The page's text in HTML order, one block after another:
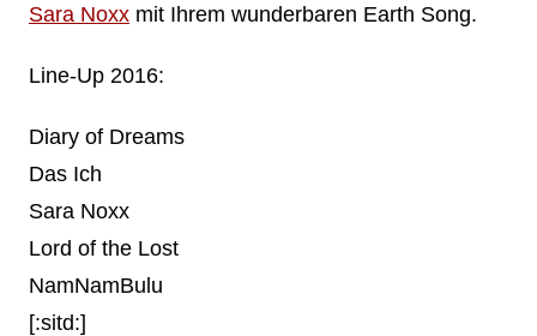
Sara Noxxmit Ihrem wunderbaren Earth Song.
Line-Up 2016:
Diary of Dreams
Das Ich
Sara Noxx
Lord of the Lost
NamNamBulu
[:sitd:]